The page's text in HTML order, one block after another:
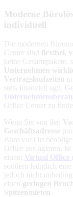
Moderne
individuell
Die modernen
Center sind flexibel,
keine Gesamtpakete,
Unternehmen
Vertragslaufzeiten
stets finanziell agil.
Office Center zu
Wenn Sie von den
Geschäftsadresse
Büro vor Ort
Office aus agieren, ist
einem Virtual Office
sondern lediglich eine
jedoch nicht
einen geringen
Spitzenmieten